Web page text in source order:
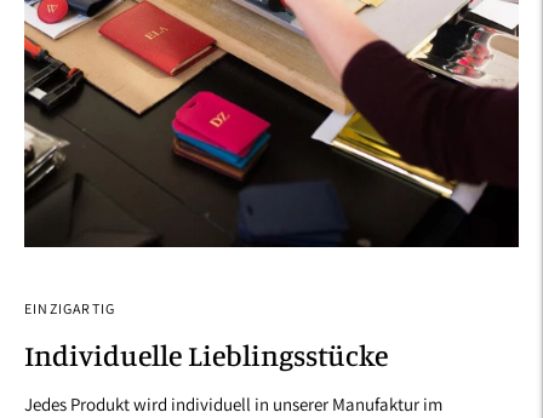
EINZIGARTIG
Individuelle Lieblingsstücke
Jedes Produkt wird individuell in unserer Manufaktur im